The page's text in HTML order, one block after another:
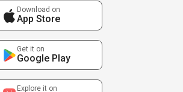
Download on
App Store
Get it on
Google Play
Explore it on